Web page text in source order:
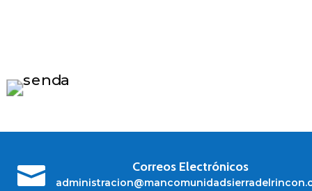
 Correos Electrónicos